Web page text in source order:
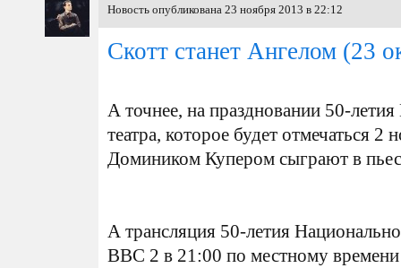
Новость опубликована 23 ноября 2013 в 22:12
Скотт станет Ангелом (23
А точнее, на праздновании 50-
театра, которое будет отмечаться
Домиником Купером сыграют в
А трансляция 50-летия
BBC 2 в 21:00 по местному